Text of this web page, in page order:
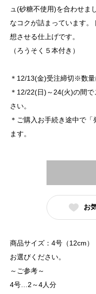
ュ(砂糖不使用)を合わせま
なコクが詰まっています
想させる仕上げです。
（ろうそく５本付き）
＊12/13(金)受注締切※数
＊12/22(日)～24(火)の間
さい。
＊ご購入お手続き途中で
ます。
お
商品サイズ：4号（12cm
お選びください。
～ご参考～
4号…2～4人分